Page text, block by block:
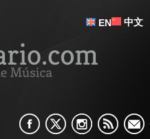
EN 中文